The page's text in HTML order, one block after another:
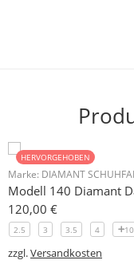
HERVORGEHOBEN
Marke: DIAMANT
120,00 €
2.5 3 3.5 4 10
zzgl.Versandkosten